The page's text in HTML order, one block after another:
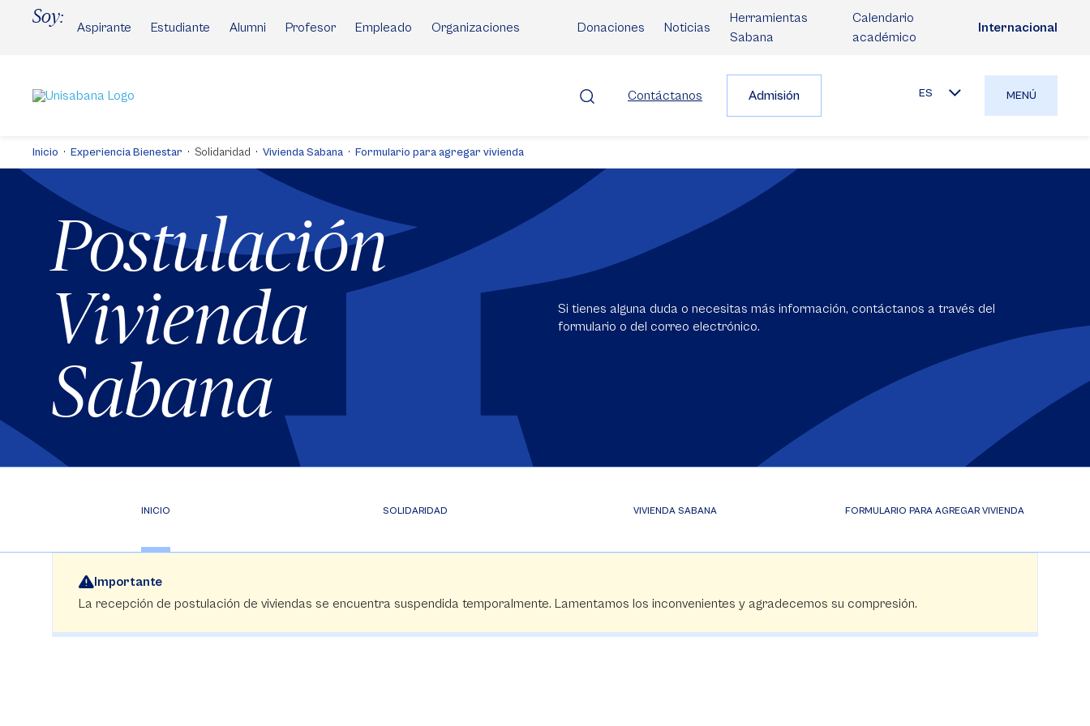
Soy:
Aspirante Estudiante Alumni Profesor Empleado Organizaciones Donaciones Noticias
Herramientas
Sabana
Calendario
académico
Internacional
Contáctanos Admisión ES MENÚ
Inicio Experiencia Bienestar Solidaridad Vivienda Sabana Formulario para agregar vivienda
Postulación
Vivienda
Sabana
Si tienes alguna duda o necesitas más información, contáctanos a través del
formulario o del correo electrónico.
INICIO SOLIDARIDAD VIVIENDA SABANA FORMULARIO PARA AGREGAR VIVIENDA
Importante
La recepción de postulación de viviendas se encuentra suspendida temporalmente. Lamentamos los inconvenientes y agradecemos su compresión.